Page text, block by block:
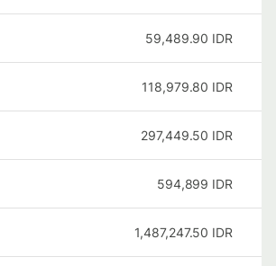
59,489.90 IDR
118,979.80 IDR
297,449.50 IDR
594,899 IDR
1,487,247.50 IDR